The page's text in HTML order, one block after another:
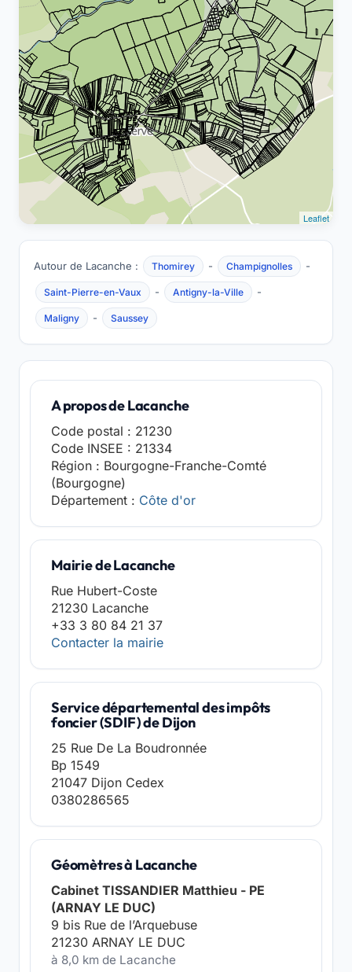
Leaflet
Autour de Lacanche : Thomirey - Champignolles -
Saint-Pierre-en-Vaux - Antigny-la-Ville -
Maligny - Saussey
A propos de Lacanche
Code postal : 21230
Code INSEE : 21334
Région : Bourgogne-Franche-Comté
(Bourgogne)
Département : Côte d'or
Mairie de Lacanche
Rue Hubert-Coste
21230 Lacanche
+33 3 80 84 21 37
Contacter la mairie
Service départemental des impôts
foncier (SDIF) de Dijon
25 Rue De La Boudronnée
Bp 1549
21047 Dijon Cedex
0380286565
Géomètres à Lacanche
Cabinet TISSANDIER Matthieu - PE
(ARNAY LE DUC)
9 bis Rue de l’Arquebuse
21230 ARNAY LE DUC
à 8,0 km de Lacanche